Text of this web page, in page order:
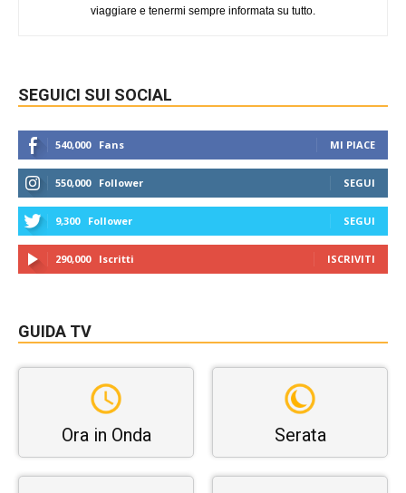
viaggiare e tenermi sempre informata su tutto.
SEGUICI SUI SOCIAL
540,000 Fans MI PIACE
550,000 Follower SEGUI
9,300 Follower SEGUI
290,000 Iscritti ISCRIVITI
GUIDA TV
Ora in Onda Serata